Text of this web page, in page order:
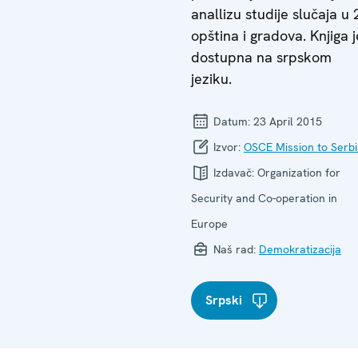
anallizu studije slučaja u
opština i gradova. Knjiga
dostupna na srpskom
jeziku.
Datum: 23 April 2015
Izvor: OSCE Mission to
Izdavač: Organization for
Security and Co-operation in
Europe
Naš rad: Demokratizacija
Srpski